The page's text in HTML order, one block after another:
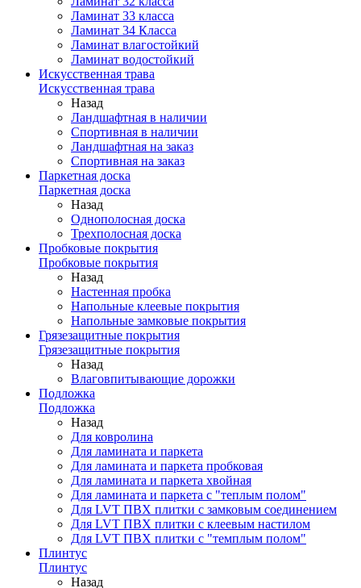
Ламинат 33 класса
Ламинат 34 Класса
Ламинат влагостойкий
Ламинат водостойкий
Искусственная трава
Искусственная трава
Назад
Ландшафтная в наличии
Спортивная в наличии
Ландшафтная на заказ
Спортивная на заказ
Паркетная доска
Паркетная доска
Назад
Однополосная доска
Трехполосная доска
Пробковые покрытия
Пробковые покрытия
Назад
Настенная пробка
Напольные клеевые покрытия
Напольные замковые покрытия
Грязезащитные покрытия
Грязезащитные покрытия
Назад
Влаговпитывающие дорожки
Подложка
Подложка
Назад
Для ковролина
Для ламината и паркета
Для ламината и паркета пробковая
Для ламината и паркета хвойная
Для ламината и паркета с "теплым полом"
Для LVT ПВХ плитки с замковым соединением
Для LVT ПВХ плитки с клеевым настилом
Для LVT ПВХ плитки с "темплым полом"
Плинтус
Плинтус
Назад